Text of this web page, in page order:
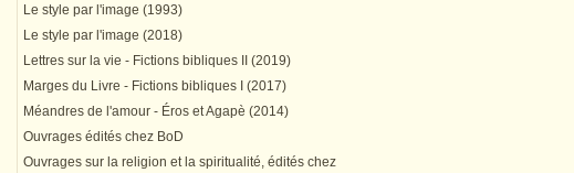
Le style par l'image (1993)
Le style par l'image (2018)
Lettres sur la vie - Fictions bibliques II (2019)
Marges du Livre - Fictions bibliques I (2017)
Méandres de l'amour - Éros et Agapè (2014)
Ouvrages édités chez BoD
Ouvrages sur la religion et la spiritualité, édités chez